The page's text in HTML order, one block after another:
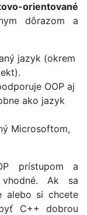
orientované
dôrazom a
jazyk (okrem
OOP aj
ako jazyk
Microsoftom,
prístupom a
Ak sa
alebo si chcete
C++ dobrou